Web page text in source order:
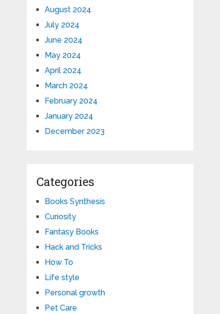
August 2024
July 2024
June 2024
May 2024
April 2024
March 2024
February 2024
January 2024
December 2023
Categories
Books Synthesis
Curiosity
Fantasy Books
Hack and Tricks
How To
Life style
Personal growth
Pet Care